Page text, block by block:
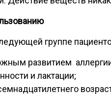
группе
развитием
и лактации;